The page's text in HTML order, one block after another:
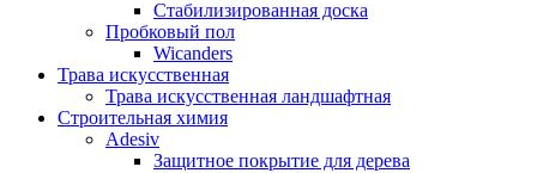
Стабилизированная доска
Пробковый пол
Wicanders
Трава искусственная
Трава искусственная ландшафтная
Строительная химия
Adesiv
Защитное покрытие для дерева